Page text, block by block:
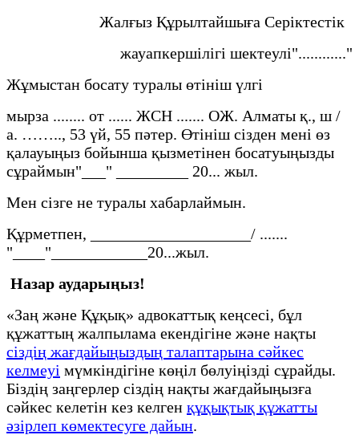
Жалғыз Құрылтайшыға Серіктестік
жауапкершілігі шектеулі"............"
Жұмыстан босату туралы өтініш үлгі
мырза ........ от ...... ЖСН ....... ОЖ. Алматы қ., ш /
а. …….., 53 үй, 55 пәтер. Өтініш сізден мені өз
қалауыңыз бойынша қызметінен босатуыңызды
сұраймын"___" _________ 20... жыл.
Мен сізге не туралы хабарлаймын.
Құрметпен, ____________________/ .......
"____"____________20...жыл.
Назар аударыңыз!
«Заң және Құқық» адвокаттық кеңсесі, бұл
құжаттың жалпылама екендігіне және нақты
сіздің жағдайыңыздың талаптарына сәйкес
келмеуі мүмкіндігіне көңіл бөлуіңізді сұрайды.
Біздің заңгерлер сіздің нақты жағдайыңызға
сәйкес келетін кез келген құқықтық құжатты
әзірлеп көмектесуге дайын.